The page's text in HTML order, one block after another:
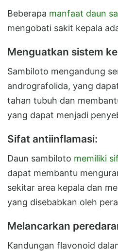
Beberapa manfaat daun
mengobati sakit kepala
Menguatkan sistem
Sambiloto mengandung
andrografolida, yang
tahan tubuh dan
yang dapat menjadi
Sifat antiinflamasi:
Daun sambiloto memiliki
dapat membantu
sekitar area kepala dan
yang disebabkan oleh
Melancarkan
Kandungan flavonoid